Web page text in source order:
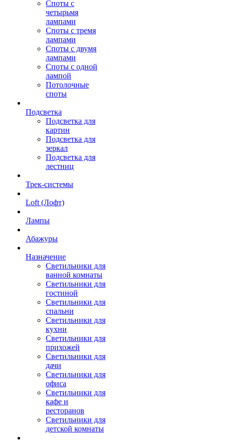
Споты с
четырьмя
лампами
Споты с тремя
лампами
Споты с двумя
лампами
Споты с одной
лампой
Потолочные
споты
Подсветка
Подсветка для
картин
Подсветка для
зеркал
Подсветка для
лестниц
Трек-системы
Loft (Лофт)
Лампы
Абажуры
Назначение
Светильники для
ванной комнаты
Светильники для
гостиной
Светильники для
спальни
Светильники для
кухни
Светильники для
прихожей
Светильники для
дачи
Светильники для
офиса
Светильники для
кафе и
ресторанов
Светильники для
детской комнаты